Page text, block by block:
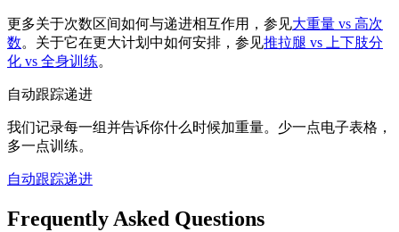
更多关于次数区间如何与递进相互作用，参见大重量 vs 高次
数。关于它在更大计划中如何安排，参见推拉腿 vs 上下肢分
化 vs 全身训练。
自动跟踪递进
我们记录每一组并告诉你什么时候加重量。少一点电子表格，
多一点训练。
自动跟踪递进
Frequently Asked Questions